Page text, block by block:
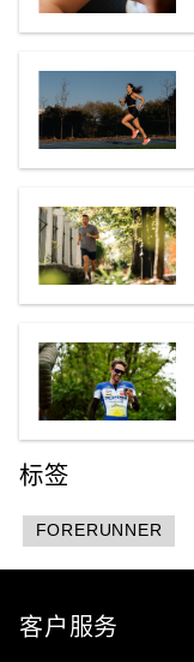
标签
FORERUNNER
客户服务